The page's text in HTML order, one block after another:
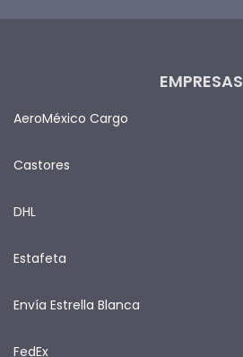
EMPRESAS
AeroMéxico Cargo
Castores
DHL
Estafeta
Envía Estrella Blanca
FedEx